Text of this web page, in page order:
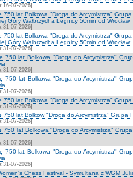
07-2026]
750 lat Bolkowa "Droga do Arcymistrza"
Góry Wałbrzycha Legnicy 50min od Wrocław
07-2026]
750 lat Bolkowa "Droga do Arcymistrza"
Góry Wałbrzycha Legnicy 50min od Wrocław
07-2026]
750 lat Bolkowa "Droga do Arcymistrza"
07-2026]
750 lat Bolkowa "Droga do Arcymistrza"
07-2026]
750 lat Bolkowa "Droga do Arcymistrza"
07-2026]
750 lat Bolkow "Droga do Arcymistrza" Grupa
07-2026]
750 lat Bolkowa "Droga do Arcymistrza"
07-2026]
750 lat Bolkowa "Droga do Arcymistrza"
07-2026]
Chess Festival - Symultana z WGM